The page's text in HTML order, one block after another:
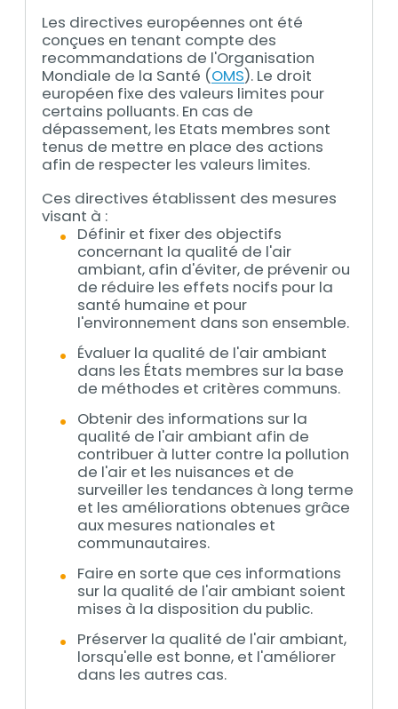
Les directives européennes ont été
conçues en tenant compte des
recommandations de l'Organisation
Mondiale de la Santé (OMS). Le droit
européen fixe des valeurs limites pour
certains polluants. En cas de
dépassement, les Etats membres sont
tenus de mettre en place des actions
afin de respecter les valeurs limites.
Ces directives établissent des mesures
visant à :
Définir et fixer des objectifs
concernant la qualité de l'air
ambiant, afin d'éviter, de prévenir ou
de réduire les effets nocifs pour la
santé humaine et pour
l'environnement dans son ensemble.
Évaluer la qualité de l'air ambiant
dans les États membres sur la base
de méthodes et critères communs.
Obtenir des informations sur la
qualité de l'air ambiant afin de
contribuer à lutter contre la pollution
de l'air et les nuisances et de
surveiller les tendances à long terme
et les améliorations obtenues grâce
aux mesures nationales et
communautaires.
Faire en sorte que ces informations
sur la qualité de l'air ambiant soient
mises à la disposition du public.
Préserver la qualité de l'air ambiant,
lorsqu'elle est bonne, et l'améliorer
dans les autres cas.